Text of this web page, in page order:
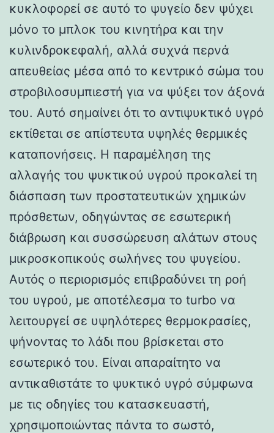
κυκλοφορεί σε αυτό το ψυγείο δεν ψύχει
μόνο το μπλοκ του κινητήρα και την
κυλινδροκεφαλή, αλλά συχνά περνά
απευθείας μέσα από το κεντρικό σώμα του
στροβιλοσυμπιεστή για να ψύξει τον άξονά
του. Αυτό σημαίνει ότι το αντιψυκτικό υγρό
εκτίθεται σε απίστευτα υψηλές θερμικές
καταπονήσεις. Η παραμέληση της
αλλαγής του ψυκτικού υγρού προκαλεί τη
διάσπαση των προστατευτικών χημικών
πρόσθετων, οδηγώντας σε εσωτερική
διάβρωση και συσσώρευση αλάτων στους
μικροσκοπικούς σωλήνες του ψυγείου.
Αυτός ο περιορισμός επιβραδύνει τη ροή
του υγρού, με αποτέλεσμα το turbo να
λειτουργεί σε υψηλότερες θερμοκρασίες,
ψήνοντας το λάδι που βρίσκεται στο
εσωτερικό του. Είναι απαραίτητο να
αντικαθιστάτε το ψυκτικό υγρό σύμφωνα
με τις οδηγίες του κατασκευαστή,
χρησιμοποιώντας πάντα το σωστό,